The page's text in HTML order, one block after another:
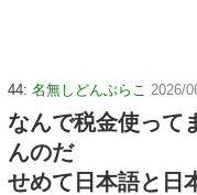
44: 名無しどんぶらこ 2026/
なんで税金使って
んのだ
せめて日本語と日